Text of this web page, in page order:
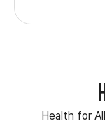
Health for All